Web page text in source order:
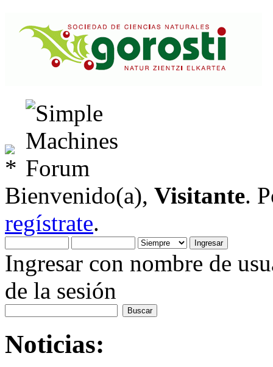
Bienvenido(a), Visitante.
regístrate.
Ingresar con nombre de
de la sesión
Noticias: